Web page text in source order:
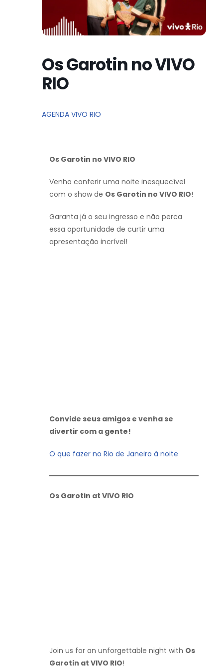
Os Garotin no VIVO
RIO
AGENDA VIVO RIO
Os Garotin no VIVO RIO
Venha conferir uma noite inesquecível
com o show de Os Garotin no VIVO RIO!
Garanta já o seu ingresso e não perca
essa oportunidade de curtir uma
apresentação incrível!
Convide seus amigos e venha se
divertir com a gente!
O que fazer no Rio de Janeiro à noite
Os Garotin at VIVO RIO
Join us for an unforgettable night with Os
Garotin at VIVO RIO!